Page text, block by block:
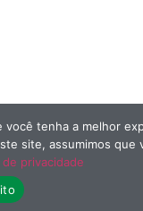
tenha a melhor
site, assumimos que
de privacidade